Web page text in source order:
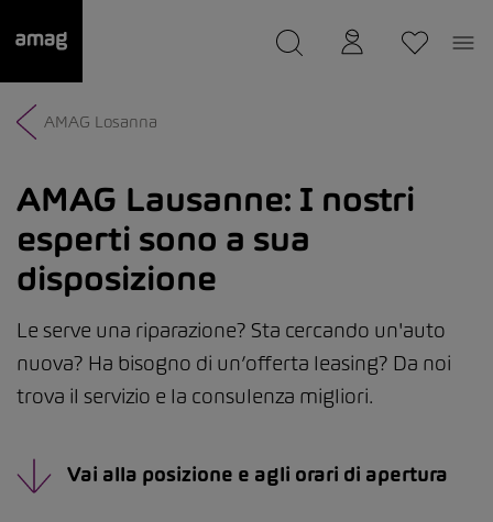
Il suo garage è stato salvato
AMAG Losanna
AMAG Lausanne: I nostri
esperti sono a sua
disposizione
Le serve una riparazione? Sta cercando un'auto
nuova? Ha bisogno di un’offerta leasing? Da noi
trova il servizio e la consulenza migliori.
Vai alla posizione e agli orari di apertura